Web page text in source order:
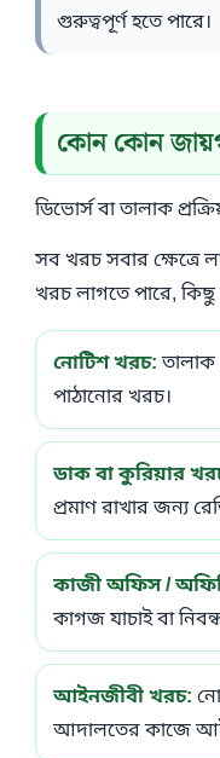
গুরুত্বপূর্ণ হতে পারে।
কোন কোন
ডিভোর্স বা তালাক
সব খরচ সবার ক্ষেত্রে
খরচ লাগতে পারে, কিছু
নোটিশ খরচ: তালাক
পাঠানোর খরচ।
ডাক বা কুরিয়ার
প্রমাণ রাখার জন্য
কাজী অফিস /
কাগজ যাচাই বা
আইনজীবী খরচ:
আদালতের কাজে